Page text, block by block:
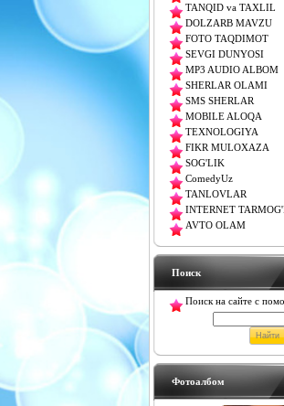
TANQID va TAXLIL
DOLZARB MAVZU
FOTO TAQDIMOT
SEVGI DUNYOSI
MP3 AUDIO ALBOM
SHERLAR OLAMI
SMS SHERLAR
MOBILE ALOQA
TEXNOLOGIYA
FIKR MULOXAZA
SOG'LIK
ComedyUz
TANLOVLAR
INTERNET
AVTO OLAM
Поиск
Поиск на сайте с
Фотоалбом